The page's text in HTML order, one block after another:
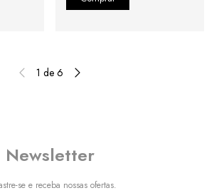
1 de 6
Newsletter
se e receba nossas ofertas.